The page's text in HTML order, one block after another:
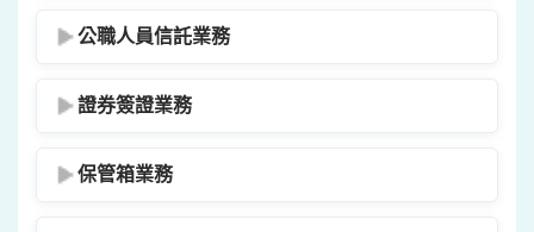
公職人員信託業務
證券簽證業務
保管箱業務